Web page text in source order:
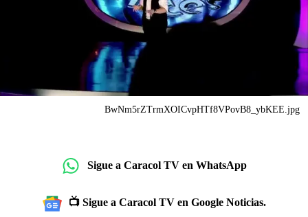
BwNm5rZTrmXOICvpHTf8VPovB8_ybKEE.jpg
Sigue a Caracol TV en WhatsApp
📺 Sigue a Caracol TV en Google Noticias.